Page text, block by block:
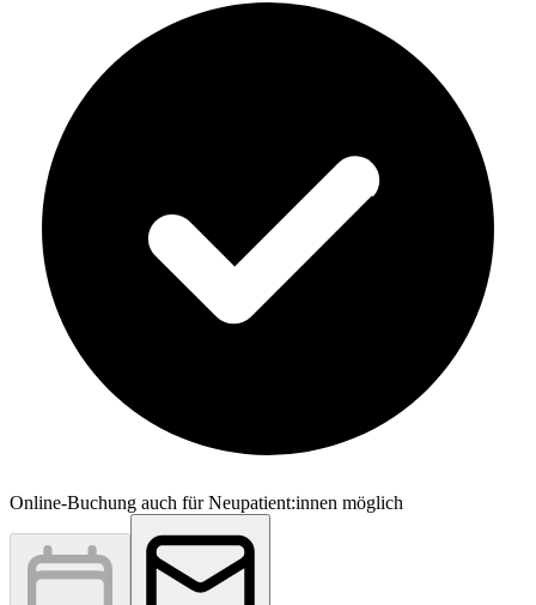
Online-Buchung auch für Neupatient:innen möglich